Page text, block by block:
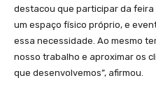
destacou que participar da feira
um espaço físico próprio, e
essa necessidade. Ao mesmo
nosso trabalho e aproximar os
que desenvolvemos”, afirmou.